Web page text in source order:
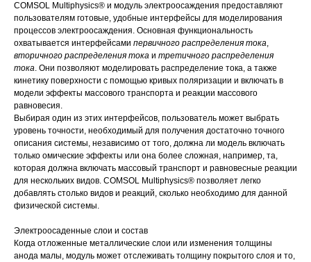
COMSOL Multiphysics® и модуль электроосаждения предоставляют
пользователям готовые, удобные интерфейсы для моделирования
процессов электроосаждения. Основная функциональность
охватывается интерфейсами первичного распределения тока,
вторичного распределения тока и третичного распределения
тока. Они позволяют моделировать распределение тока, а также
кинетику поверхности с помощью кривых поляризации и включать в
модели эффекты массового транспорта и реакции массового
равновесия.
Выбирая один из этих интерфейсов, пользователь может выбрать
уровень точности, необходимый для получения достаточно точного
описания системы, независимо от того, должна ли модель включать
только омические эффекты или она более сложная, например, та,
которая должна включать массовый транспорт и равновесные реакции
для нескольких видов. COMSOL Multiphysics® позволяет легко
добавлять столько видов и реакций, сколько необходимо для данной
физической системы.
Электроосаденные слои и состав
Когда отложенные металлические слои или изменения толщины
анода малы, модуль может отслеживать толщину покрытого слоя и то,